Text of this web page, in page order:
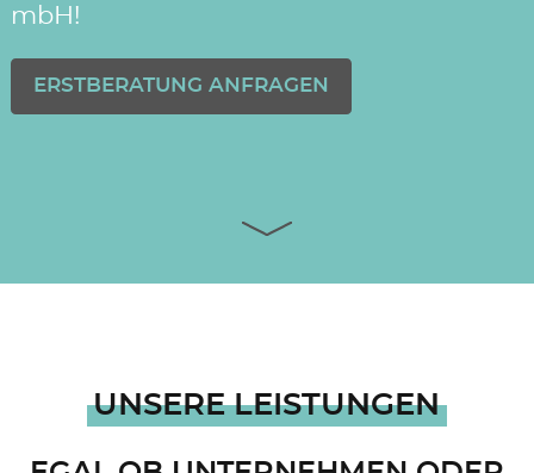
mbH!
ERSTBERATUNG ANFRAGEN
UNSERE LEISTUNGEN